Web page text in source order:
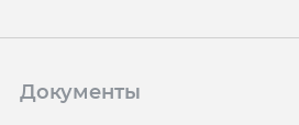
Документы